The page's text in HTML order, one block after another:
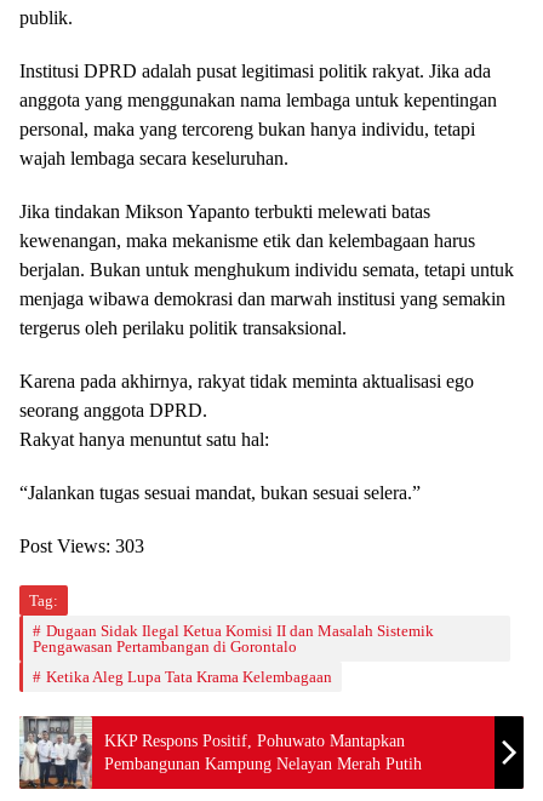
publik.
Institusi DPRD adalah pusat legitimasi politik rakyat. Jika ada
anggota yang menggunakan nama lembaga untuk kepentingan
personal, maka yang tercoreng bukan hanya individu, tetapi
wajah lembaga secara keseluruhan.
Jika tindakan Mikson Yapanto terbukti melewati batas
kewenangan, maka mekanisme etik dan kelembagaan harus
berjalan. Bukan untuk menghukum individu semata, tetapi untuk
menjaga wibawa demokrasi dan marwah institusi yang semakin
tergerus oleh perilaku politik transaksional.
Karena pada akhirnya, rakyat tidak meminta aktualisasi ego
seorang anggota DPRD.
Rakyat hanya menuntut satu hal:
“Jalankan tugas sesuai mandat, bukan sesuai selera.”
Post Views: 303
Tag:
Dugaan Sidak Ilegal Ketua Komisi II dan Masalah Sistemik
Pengawasan Pertambangan di Gorontalo
Ketika Aleg Lupa Tata Krama Kelembagaan
KKP Respons Positif, Pohuwato Mantapkan
Pembangunan Kampung Nelayan Merah Putih